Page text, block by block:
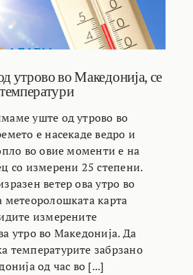
утрово во Македонија, се
уште од утрово во
е насекаде ведро и
во овие моменти е на
со измерени 25 степени.
ветер ова утро во
метеоролошката карта
измерените
утро во Македонија. Да
температурите забрзано
од час во [...]